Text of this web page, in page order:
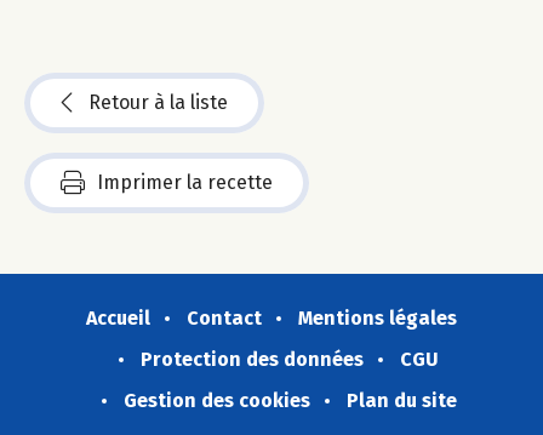
Retour à la liste
Imprimer la recette
Accueil Contact
Mentions légales
Protection des données
CGU
Gestion des cookies
Plan du site